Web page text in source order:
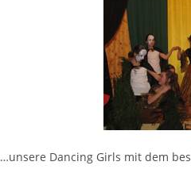
…unsere Dancing Girls mit dem